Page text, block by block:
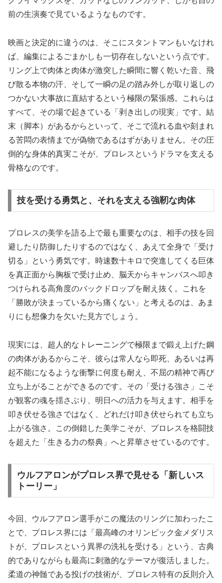
前の生演奏で見ているようなものです。
映画と決定的に違うのは、そこにスタントマンもいなけれ
ば、編集によるごまかしも一切存在しないという点です。
リング上で肉体と肉体が激突した瞬間に響く乾いた音、飛
び散る本物の汗、そして一瞬の足の踏み外しが取り返しの
つかない大事故に直結するという極限の緊張感。これらは
すべて、その場で起きている「剥き出しの現実」です。結
末（脚本）があるからといって、そこで流れる血や刻まれ
る苦悶の表情までが偽物であるはずがありません。その圧
倒的な身体的真実こそが、プロレスというドラマを支える
骨格なのです。
技を受ける勇気と、それを支える強靭な肉体
プロレスの美学を語る上で最も重要なのは、相手の技を回
避したり防御したりするのではなく、あえて全身で「受け
切る」という勇気です。時速数十キロで突進してくる巨体
を真正面から胸板で受け止め、脳天からキャンバスへ叩き
つけられる高角度のバックドロップを耐え抜く。これを
「勝敗が決まっているから痛くない」と考えるのは、あま
りにも想像力を欠いた見方でしょう。
現実には、超人的なトレーニングで極限まで鍛え上げた鋼
の肉体があるからこそ、彼らは常人なら即死、あるいは再
起不能になるような衝撃に何度も耐え、不屈の精神で再び
立ち上がることができるのです。その「受ける強さ」こそ
が観客の魂を揺さぶり、明日への活力を与えます。相手を
叩き伏せる強さではなく、どれだけ叩き伏せられても立ち
上がる強さ。この倒錯した美学こそが、プロレスを格闘技
を超えた「生きる力の祭典」へと昇華させているのです。
ウルフアロンがプロレス界で見せる「新しいス
トーリー」
今回、ウルフアロン選手がこの魔法のリングに加わったこ
とで、プロレス界には「最高峰のオリンピック金メダリス
トが、プロレスという異界の洗礼を受ける」という、古典
的でありながらも最高に刺激的なテーマが復活しました。
柔道の神髄である投げの技術が、プロレス特有の反則介入